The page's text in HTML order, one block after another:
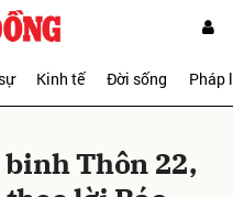
Kinh tế Đời sống Pháp
Thôn 22,